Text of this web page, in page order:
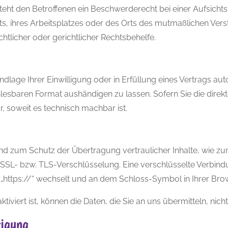
den Betroffenen ein Beschwerderecht bei einer
ihres Arbeitsplatzes oder des Orts des mutmaßlichen
oder gerichtlicher Rechtsbehelfe.
Ihrer Einwilligung oder in Erfüllung eines Vertrags
Format aushändigen zu lassen. Sofern Sie die
soweit es technisch machbar ist.
zum Schutz der Übertragung vertraulicher Inhalte, wie
bzw. TLS-Verschlüsselung. Eine verschlüsselte
“ wechselt und an dem Schloss-Symbol in Ihrer
ist, können die Daten, die Sie an uns übermitteln,